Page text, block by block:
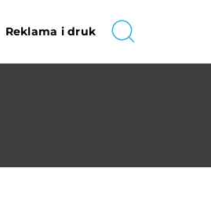
Reklama i druk